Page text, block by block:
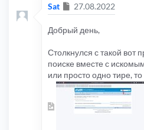
Sat Сообщение
27.08.2022
Добрый день,
Столкнулся с такой вот
поиске вместе с
или просто одно тире,